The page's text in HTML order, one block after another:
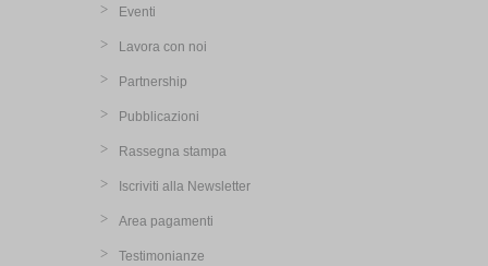
Eventi
Lavora con noi
Partnership
Pubblicazioni
Rassegna stampa
Iscriviti alla Newsletter
Area pagamenti
Testimonianze